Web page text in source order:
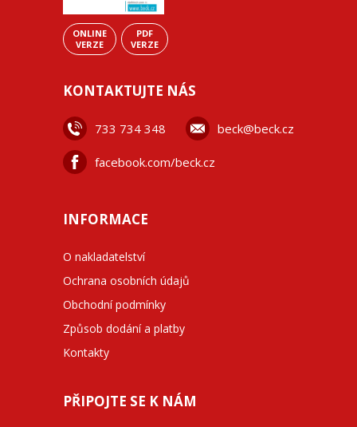
ONLINE
VERZE
PDF
VERZE
KONTAKTUJTE NÁS
733 734 348 beck@beck.cz
facebook.com/beck.cz
INFORMACE
O nakladatelství
Ochrana osobních údajů
Obchodní podmínky
Způsob dodání a platby
Kontakty
PŘIPOJTE SE K NÁM